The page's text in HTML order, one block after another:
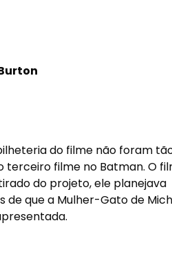
do filme não foram
terceiro filme no Batman. O
do projeto, ele planejava
de que a Mulher-Gato de